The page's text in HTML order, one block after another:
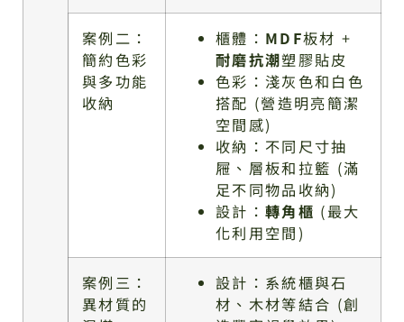
案例二：
簡約色彩
與多功能
收納
櫃體： MDF板材 +
耐磨抗潮塑膠貼皮
色彩：淺灰色和白色
搭配 (營造明亮簡潔
空間感)
收納：不同尺寸抽
屜、層板和拉籃 (滿
足不同物品收納)
設計：轉角櫃 (最大
化利用空間)
案例三：
異材質的
設計：系統櫃與石
材、木材等結合 (創